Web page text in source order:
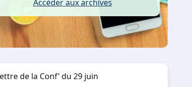
Accéder aux archives
de la Conf’ du 29 juin